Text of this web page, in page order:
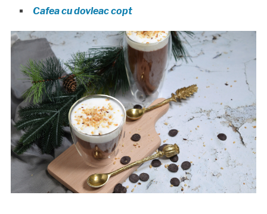
Cafea cu dovleac copt